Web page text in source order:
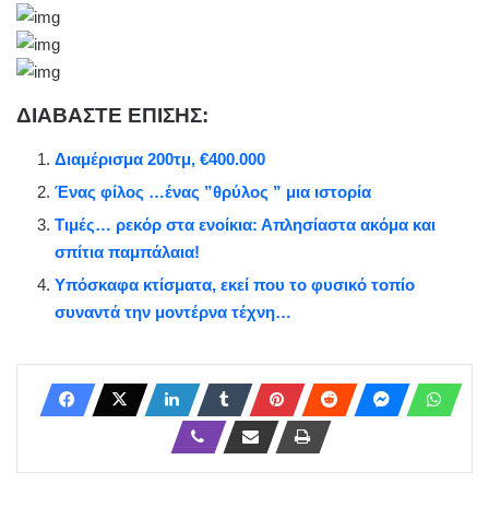
ΔΙΑΒΑΣΤΕ ΕΠΙΣΗΣ:
Διαμέρισμα 200τμ, €400.000
Ένας φίλος …ένας ”θρύλος ” μια ιστορία
Τιμές… ρεκόρ στα ενοίκια: Απλησίαστα ακόμα και
σπίτια παμπάλαια!
Υπόσκαφα κτίσματα, εκεί που το φυσικό τοπίο
συναντά την μοντέρνα τέχνη…